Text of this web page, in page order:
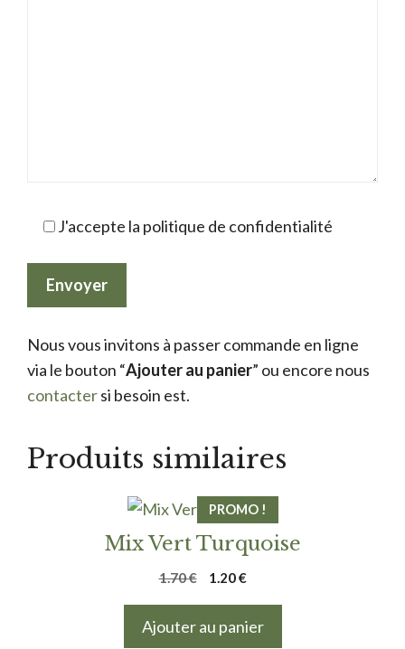
J'accepte la politique de confidentialité
Nous vous invitons à passer commande en ligne
via le bouton “Ajouter au panier” ou encore nous
contactersi besoin est.
Produits similaires
PROMO !
Mix Vert Turquoise
1.70€
Le
1.20€Le
actuel
Ajouter au panier